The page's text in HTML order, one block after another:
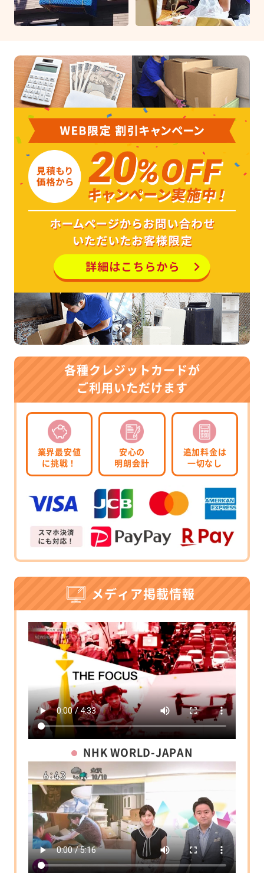
各種クレジットカードが
ご利用いただけます
業界最安値
に挑戦！
安心の
明朗会計
追加料金は
一切なし
メディア掲載情報
NHK WORLD-JAPAN